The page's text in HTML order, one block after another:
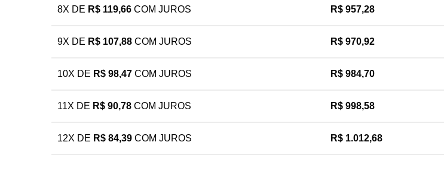
8X DE R$ 119,66 COM JUROS R$ 957,28
9X DE R$ 107,88 COM JUROS R$ 970,92
10X DE R$ 98,47 COM JUROS R$ 984,70
11X DE R$ 90,78 COM JUROS R$ 998,58
12X DE R$ 84,39 COM JUROS R$ 1.012,68